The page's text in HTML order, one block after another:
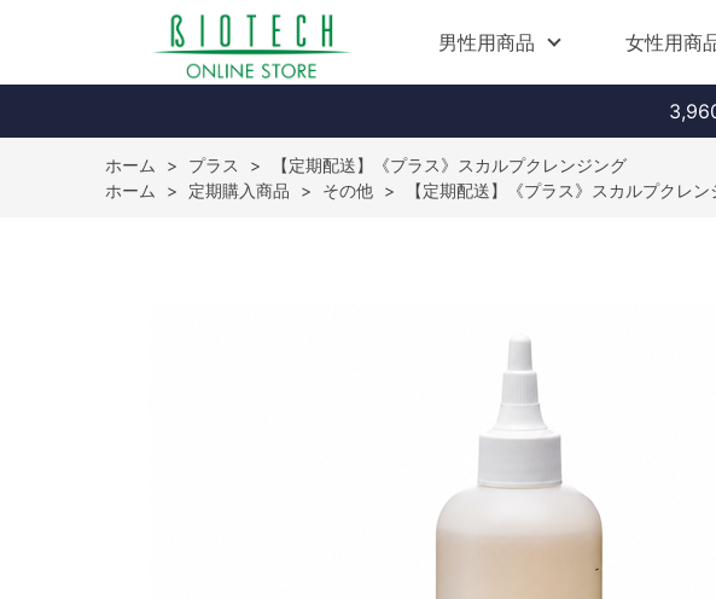
男性用商品 女性用商
ホーム > プラス >
【定期配送】《プラス》スカルプクレンジング
ホーム
> 定期購入商品 > その他 > 【定期配送】《プラス》スカルプクレン